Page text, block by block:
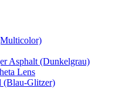
Asphalt (Dunkelgrau)
Lens
(Blau-Glitzer)